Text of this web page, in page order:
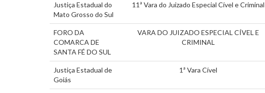
Justiça Estadual do
Mato Grosso do Sul
11ª Vara do Juizado Especial Cível e Criminal
FORO DA
COMARCA DE
SANTA FÉ DO SUL
VARA DO JUIZADO ESPECIAL CÍVEL E
CRIMINAL
Justiça Estadual de
Goiás
1ª Vara Cível